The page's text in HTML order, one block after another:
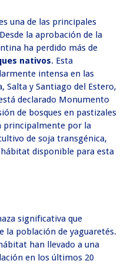
una de las principales
la aprobación de la
ha perdido más de
nativos. Esta
intensa en las
Salta y Santiago del Estero,
declarado Monumento
de bosques en pastizales
principalmente por la
de soja transgénica,
disponible para esta
significativa que
la población de yaguaretés.
han llevado a una
en los últimos 20